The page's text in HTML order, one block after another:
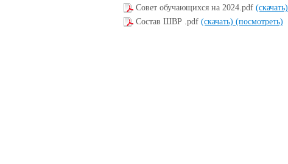
Совет обучающихся на 2024.pdf (скачать)
Состав ШВР .pdf (скачать) (посмотреть)